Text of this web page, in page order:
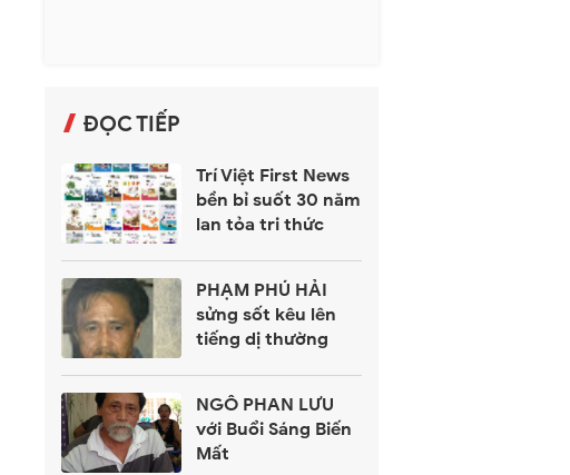
ĐỌC TIẾP
Trí Việt First News
bền bỉ suốt 30 năm
lan tỏa tri thức
PHẠM PHÚ HẢI
sửng sốt kêu lên
tiếng dị thường
NGÔ PHAN LƯU
với Buổi Sáng Biến
Mất